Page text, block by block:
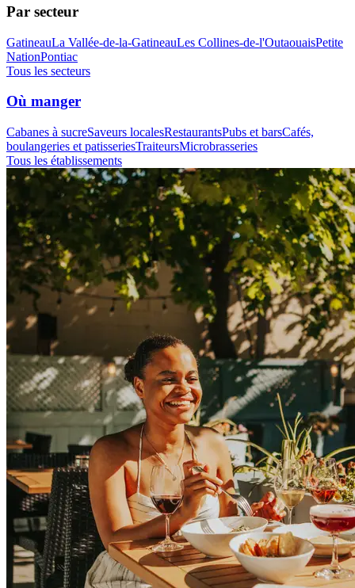
Par secteur
GatineauLa Vallée-de-la-GatineauLes Collines-de-l'OutaouaisPetite
NationPontiac
Tous les secteurs
Où manger
Cabanes à sucreSaveurs localesRestaurantsPubs et barsCafés,
boulangeries et patisseriesTraiteursMicrobrasseries
Tous les établissements